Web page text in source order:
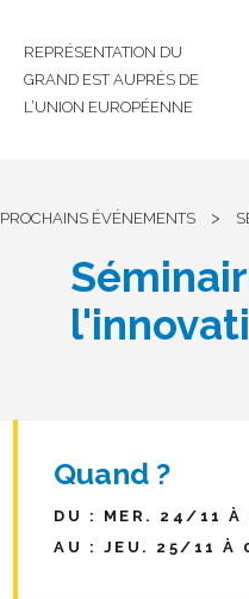
REPRÉSENTATION DU
GRAND EST AUPRÈS DE
L’UNION EUROPÉENNE
PROCHAINS ÉVÉNEMENTS >
Quand ?
DU : MER. 24/11 À
AU : JEU. 25/11 À